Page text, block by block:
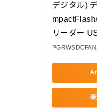
デジタル)
リーダー